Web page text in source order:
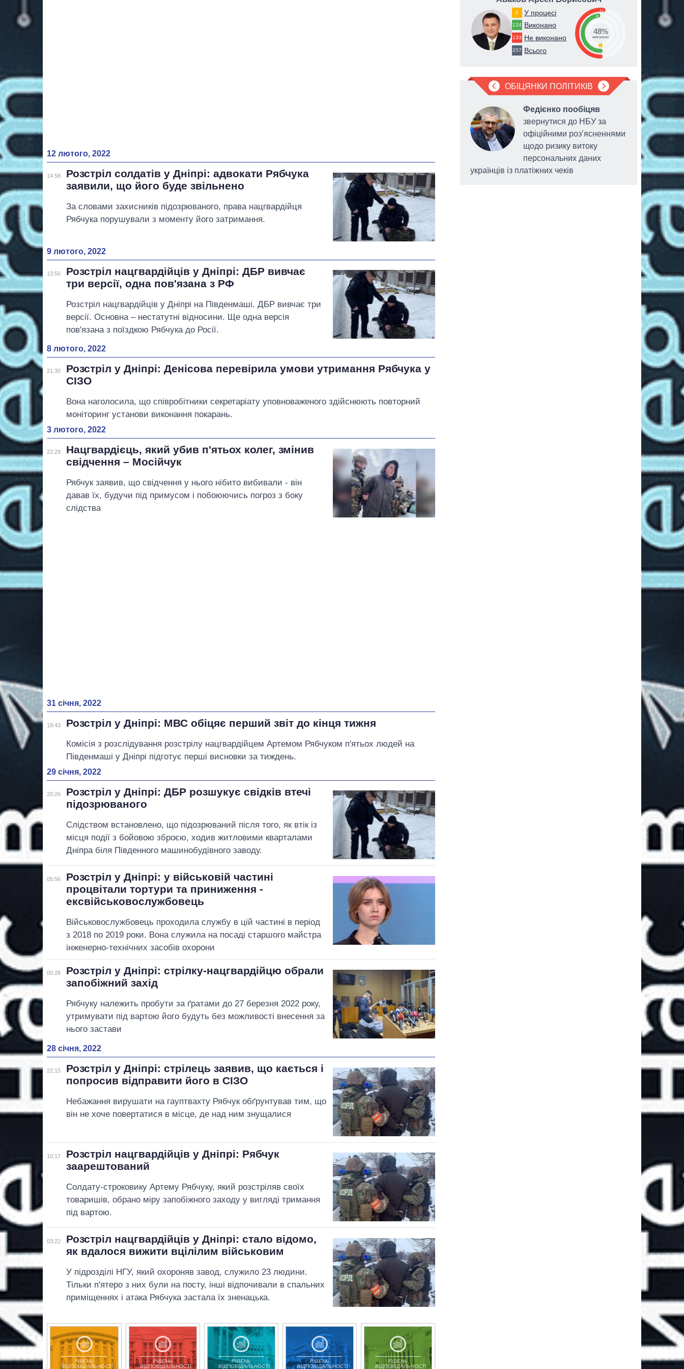
12 лютого, 2022
14:58
Розстріл солдатів у Дніпрі: адвокати Рябчука
заявили, що його буде звільнено
За словами захисників підозрюваного, права нацгвардійця
Рябчука порушували з моменту його затримання.
9 лютого, 2022
13:50
Розстріл нацгвардійців у Дніпрі: ДБР вивчає
три версії, одна пов'язана з РФ
Розстріл нацгвардійців у Дніпрі на Південмаші. ДБР вивчає три
версії. Основна – нестатутні відносини. Ще одна версія
пов'язана з поїздкою Рябчука до Росії.
8 лютого, 2022
21:30
Розстріл у Дніпрі: Денісова перевірила умови утримання Рябчука у
СІЗО
Вона наголосила, що співробітники секретаріату уповноваженого здійснюють повторний
моніторинг установи виконання покарань.
3 лютого, 2022
22:29
Нацгвардієць, який убив п'ятьох колег, змінив
свідчення – Мосійчук
Рябчук заявив, що свідчення у нього нібито вибивали - він
давав їх, будучи під примусом і побоюючись погроз з боку
слідства
31 січня, 2022
18:43 Розстріл у Дніпрі: МВС обіцяє перший звіт до кінця тижня
Комісія з розслідування розстрілу нацгвардійцем Артемом Рябчуком п'ятьох людей на
Південмаші у Дніпрі підготує перші висновки за тиждень.
29 січня, 2022
20:26
Розстріл у Дніпрі: ДБР розшукує свідків втечі
підозрюваного
Слідством встановлено, що підозрюваний після того, як втік із
місця події з бойовою зброєю, ходив житловими кварталами
Дніпра біля Південного машинобудівного заводу.
05:56
Розстріл у Дніпрі: у військовій частині
процвітали тортури та приниження -
ексвійськовослужбовець
Військовослужбовець проходила службу в цій частині в період
з 2018 по 2019 роки. Вона служила на посаді старшого майстра
інженерно-технічних засобів охорони
00:28
Розстріл у Дніпрі: стрілку-нацгвардійцю обрали
запобіжний захід
Рябчуку належить пробути за ґратами до 27 березня 2022 року,
утримувати під вартою його будуть без можливості внесення за
нього застави
28 січня, 2022
22:15
Розстріл у Дніпрі: стрілець заявив, що кається і
попросив відправити його в СІЗО
Небажання вирушати на гауптвахту Рябчук обґрунтував тим, що
він не хоче повертатися в місце, де над ним знущалися
10:17
Розстріл нацгвардійців у Дніпрі: Рябчук
заарештований
Солдату-строковику Артему Рябчуку, який розстріляв своїх
товаришів, обрано міру запобіжного заходу у вигляді тримання
під вартою.
03:22
Розстріл нацгвардійців у Дніпрі: стало відомо,
як вдалося вижити вцілілим військовим
У підрозділі НГУ, який охороняв завод, служило 23 людини.
Тільки п'ятеро з них були на посту, інші відпочивали в спальних
приміщеннях і атака Рябчука застала їх зненацька.
РІВЕНЬ
ВІДПОВІДАЛЬНОСТІ
РІВЕНЬ
ВІДПОВІДАЛЬНОСТІ
РІВЕНЬ
ВІДПОВІДАЛЬНОСТІ
РІВЕНЬ
ВІДПОВІДАЛЬНОСТІ
РІВЕНЬ
ВІДПОВІДАЛЬНОСТІ
0 У процесі
124 Виконано
133 Не виконано
257 Всього
52
48
0
48%
виконано
ОБІЦЯНКИ ПОЛІТИКІВ
Федієнко пообіцяв
звернутися до НБУ за
офіційними роз’ясненнями
щодо ризику витоку
персональних даних
українців із платіжних чеків